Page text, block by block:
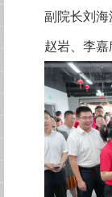
副院长刘
赵岩、李嘉